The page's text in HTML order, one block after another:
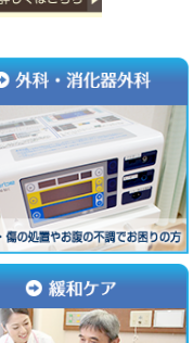
の分類が5類へ移行
として熱発患者等の
…【月～土】9:00-